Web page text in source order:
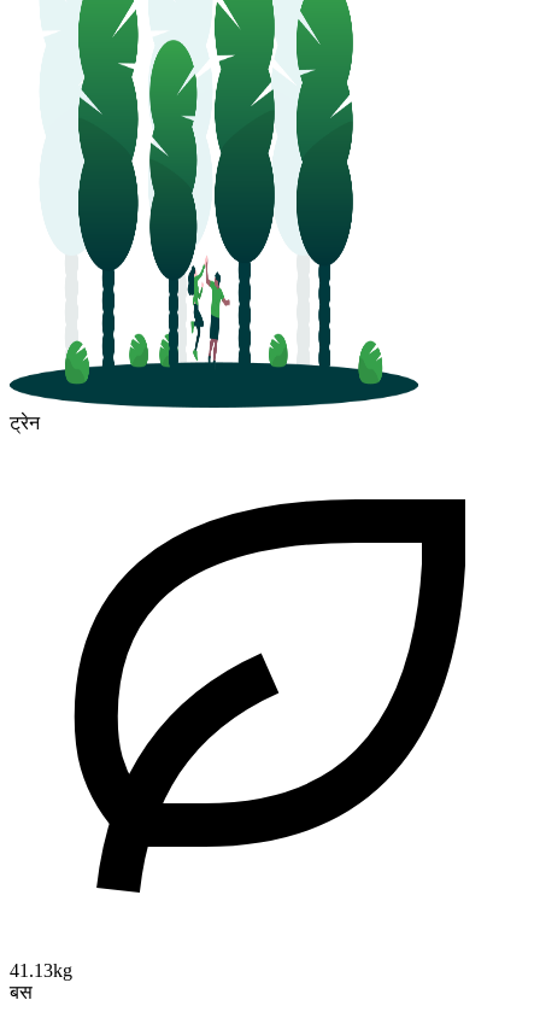
ट्रेन
41.13kg
बस